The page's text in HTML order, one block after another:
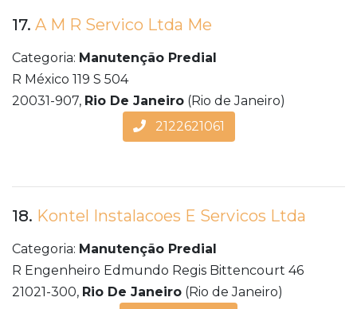
17. A M R Servico Ltda Me
Categoria: Manutenção Predial
R México 119 S 504
20031-907, Rio De Janeiro (Rio de Janeiro)
2122621061
18. Kontel Instalacoes E Servicos Ltda
Categoria: Manutenção Predial
R Engenheiro Edmundo Regis Bittencourt 46
21021-300, Rio De Janeiro (Rio de Janeiro)